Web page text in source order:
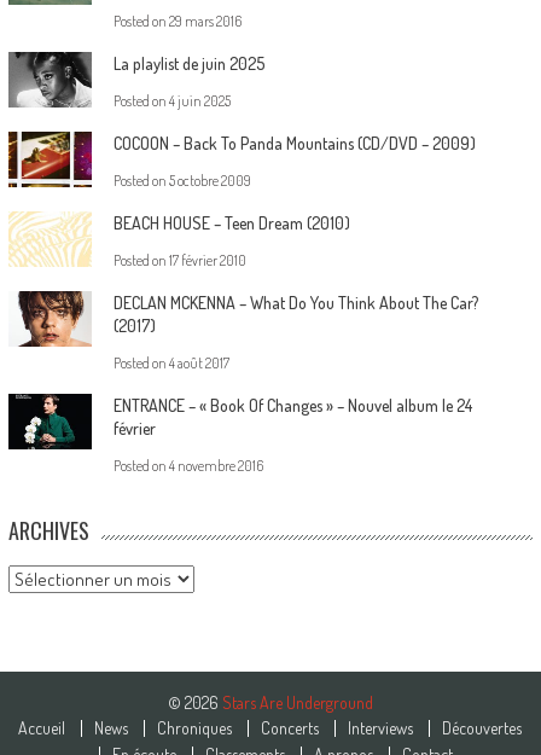
Posted on 29 mars 2016
La playlist de juin 2025
Posted on 4 juin 2025
COCOON – Back To Panda Mountains (CD/DVD – 2009)
Posted on 5 octobre 2009
BEACH HOUSE – Teen Dream (2010)
Posted on 17 février 2010
DECLAN MCKENNA – What Do You Think About The Car?
(2017)
Posted on 4 août 2017
ENTRANCE – « Book Of Changes » – Nouvel album le 24
février
Posted on 4 novembre 2016
ARCHIVES
Archives
© 2026 Stars Are Underground
Accueil
News Chroniques Concerts Interviews
Découvertes